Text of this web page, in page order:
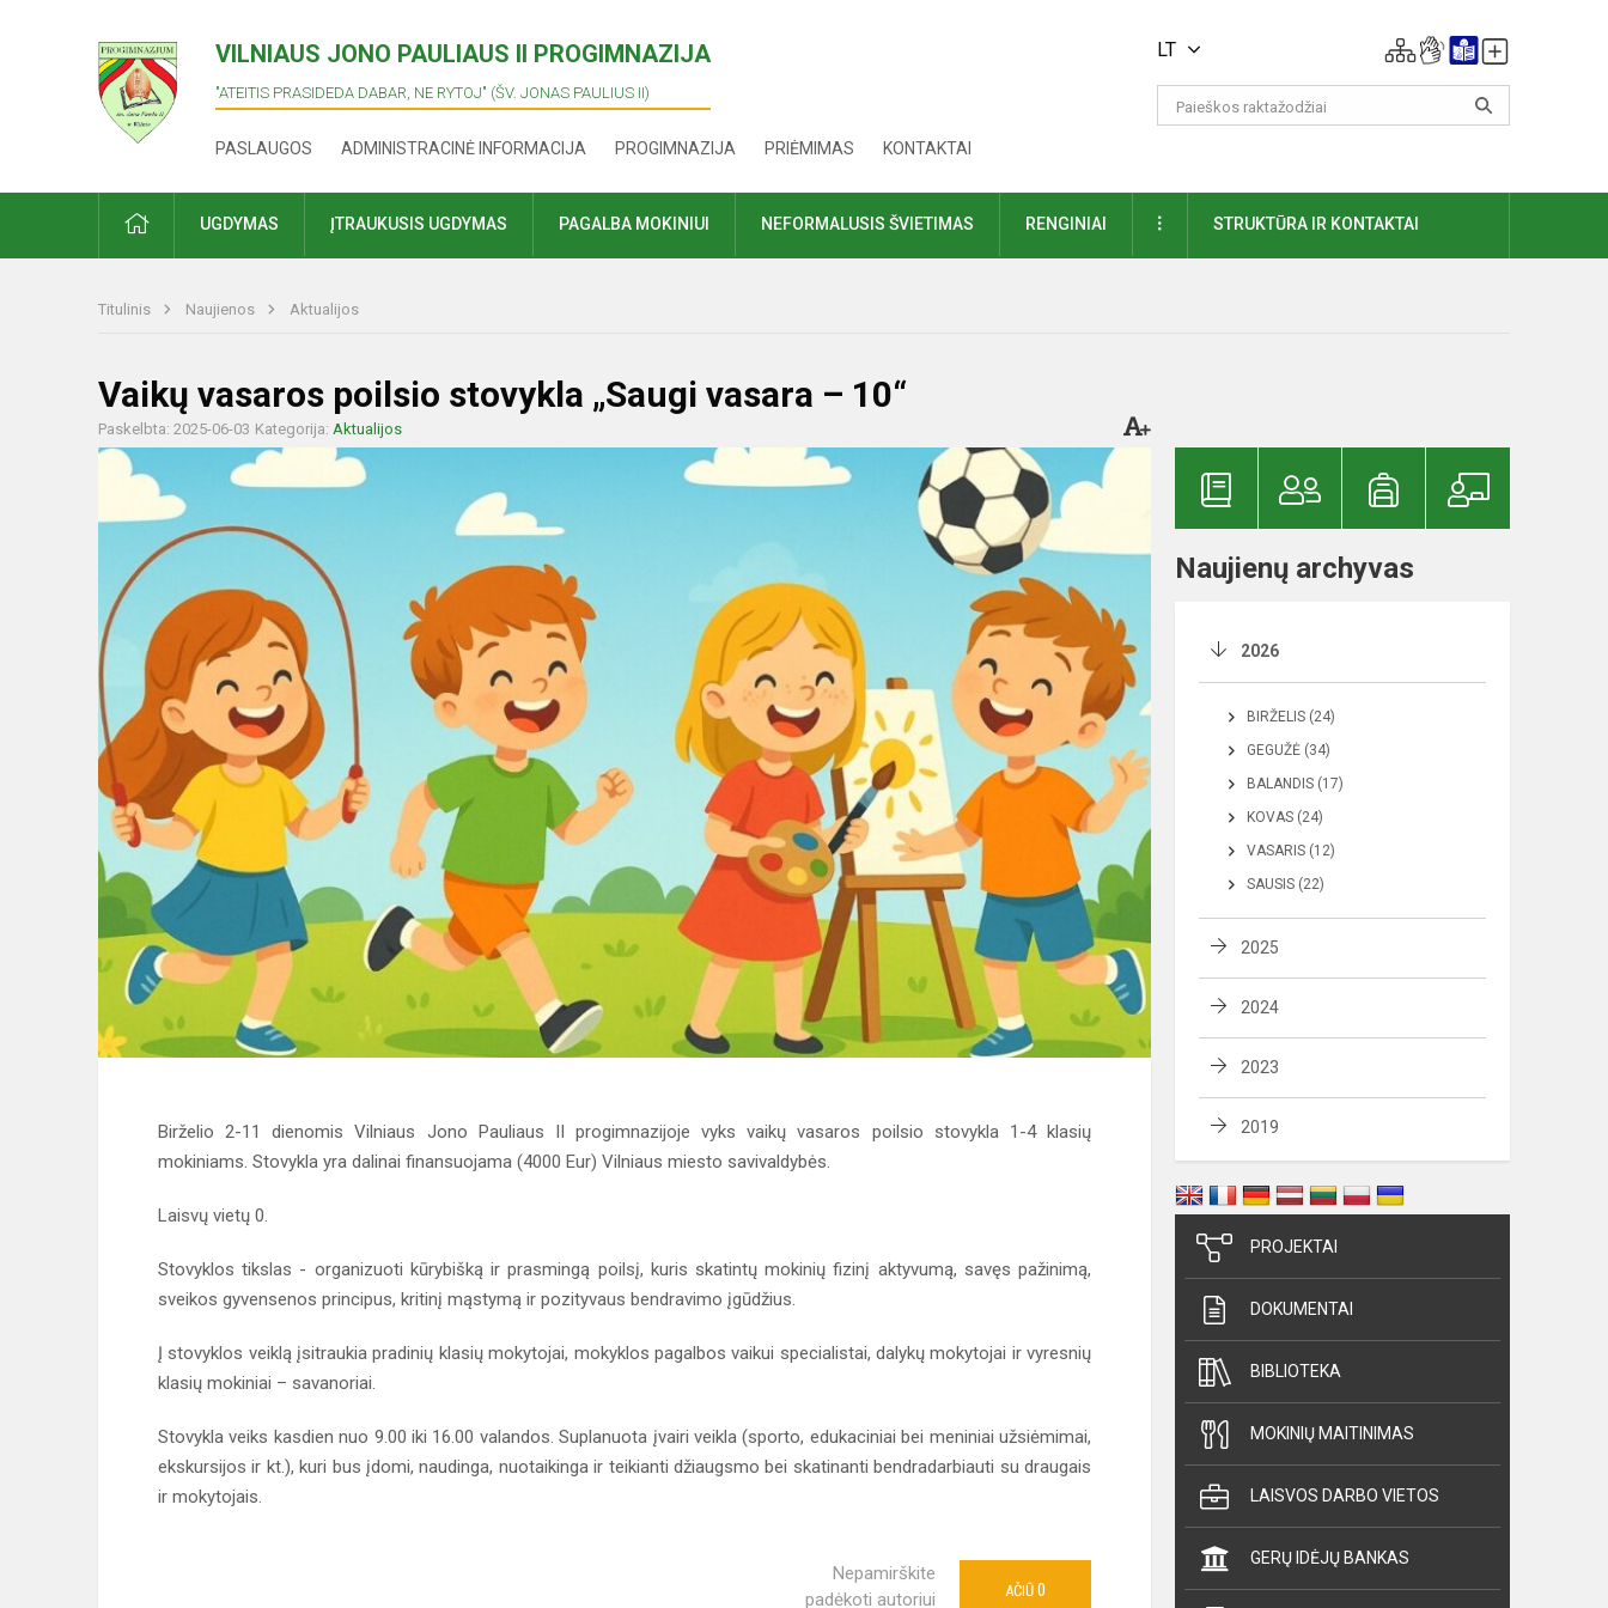
VILNIAUS JONO PAULIAUS II PROGIMNAZIJA
"ATEITIS PRASIDEDA DABAR, NE RYTOJ" (ŠV. JONAS PAULIUS II)
PASLAUGOS ADMINISTRACINĖ INFORMACIJA PROGIMNAZIJA PRIĖMIMAS KONTAKTAI
LT
PRADŽIAUGDYMAS ĮTRAUKUSIS UGDYMAS PAGALBA MOKINIUI NEFORMALUSIS ŠVIETIMAS RENGINIAI DAUGIAUSTRUKTŪRA IR KONTAKTAI
Titulinis Naujienos Aktualijos
Vaikų vasaros poilsio stovykla „Saugi vasara – 10“
Paskelbta: 2025-06-03 Kategorija: Aktualijos
Birželio 2-11 dienomis Vilniaus Jono Pauliaus II progimnazijoje vyks vaikų vasaros poilsio stovykla 1-4 klasių
mokiniams. Stovykla yra dalinai finansuojama (4000 Eur) Vilniaus miesto savivaldybės.
Laisvų vietų 0.
Stovyklos tikslas - organizuoti kūrybišką ir prasmingą poilsį, kuris skatintų mokinių fizinį aktyvumą, savęs pažinimą,
sveikos gyvensenos principus, kritinį mąstymą ir pozityvaus bendravimo įgūdžius.
Į stovyklos veiklą įsitraukia pradinių klasių mokytojai, mokyklos pagalbos vaikui specialistai, dalykų mokytojai ir vyresnių
klasių mokiniai – savanoriai.
Stovykla veiks kasdien nuo 9.00 iki 16.00 valandos. Suplanuota įvairi veikla (sporto, edukaciniai bei meniniai užsiėmimai,
ekskursijos ir kt.), kuri bus įdomi, naudinga, nuotaikinga ir teikianti džiaugsmo bei skatinanti bendradarbiauti su draugais
ir mokytojais.
Nepamirškite
padėkoti autoriui
AČIŪ 0
Naujienų archyvas
2026
BIRŽELIS (24)
GEGUŽĖ (34)
BALANDIS (17)
KOVAS (24)
VASARIS (12)
SAUSIS (22)
2025
2024
2023
2019
PROJEKTAI
DOKUMENTAI
BIBLIOTEKA
MOKINIŲ MAITINIMAS
LAISVOS DARBO VIETOS
GERŲ IDĖJŲ BANKAS